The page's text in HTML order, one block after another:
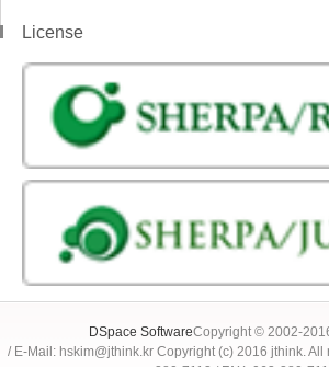
License
DSpace SoftwareCopyright © 2002-
/ E-Mail: hskim@jthink.kr Copyright (c) 2016 jthink. All